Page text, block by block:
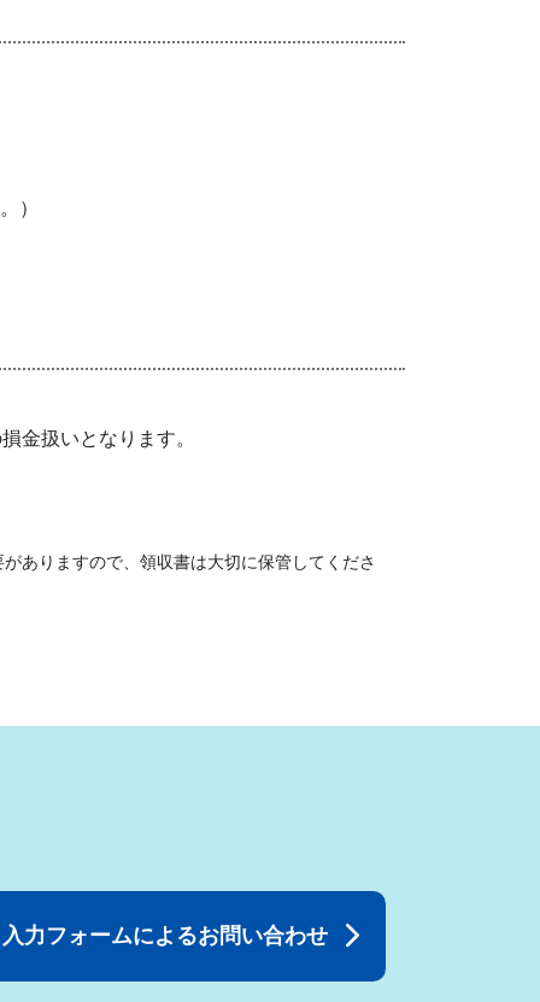
）
金扱いとなります。
ありますので、領収書は大切に保管してくださ
入力フォームによるお問い合わせ